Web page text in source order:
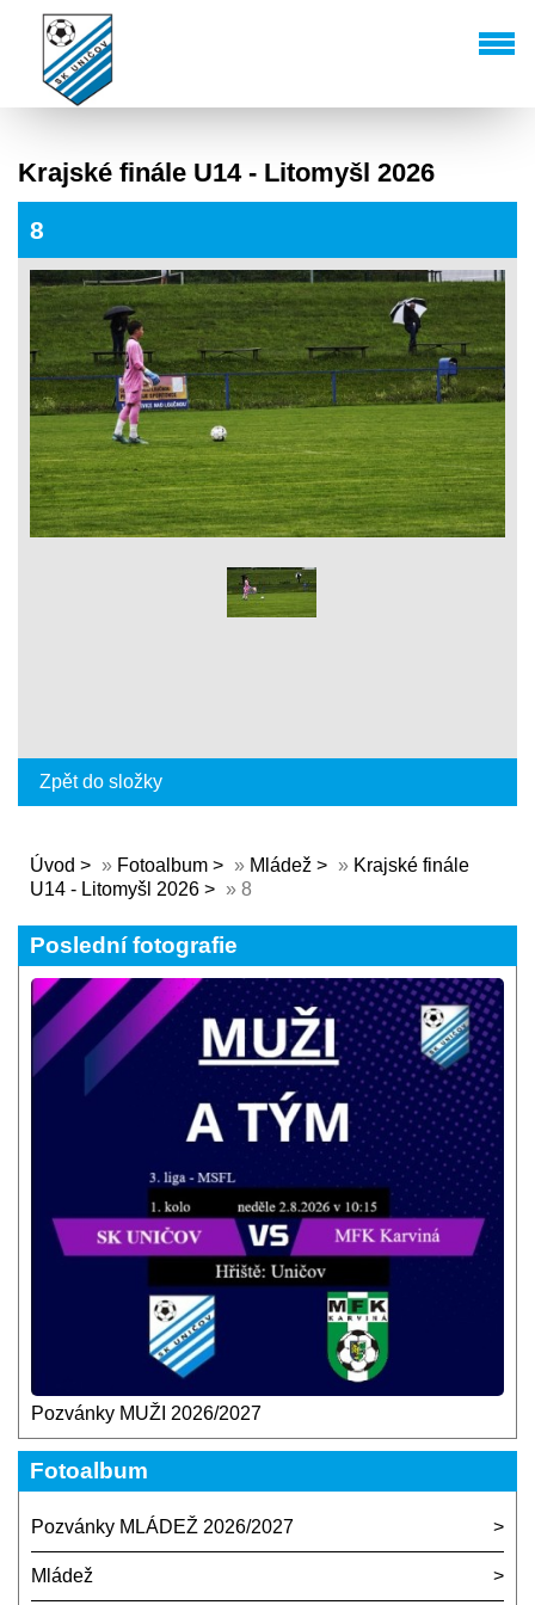
Krajské finále U14 - Litomyšl 2026
8
Zpět do složky
Úvod » Fotoalbum » Mládež » Krajské finále
U14 - Litomyšl 2026
» 8
Poslední fotografie
Pozvánky MUŽI 2026/2027
Fotoalbum
Pozvánky MLÁDEŽ 2026/2027
Mládež